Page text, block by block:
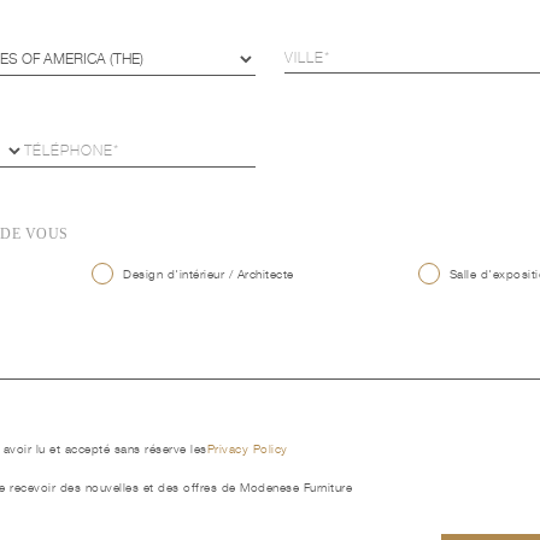
VOUS
Design d'intérieur / Architecte Salle
lu et accepté sans réserve lesPrivacy Policy
recevoir des nouvelles et des offres de Modenese Furniture